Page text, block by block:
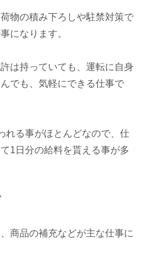
物の積み下ろしや駐禁対策で
になります。
は持っていても、運転に自身
でも、気軽にできる仕事で
れる事がほとんどなので、仕
1日分の給料を貰える事が多
商品の補充などが主な仕事に